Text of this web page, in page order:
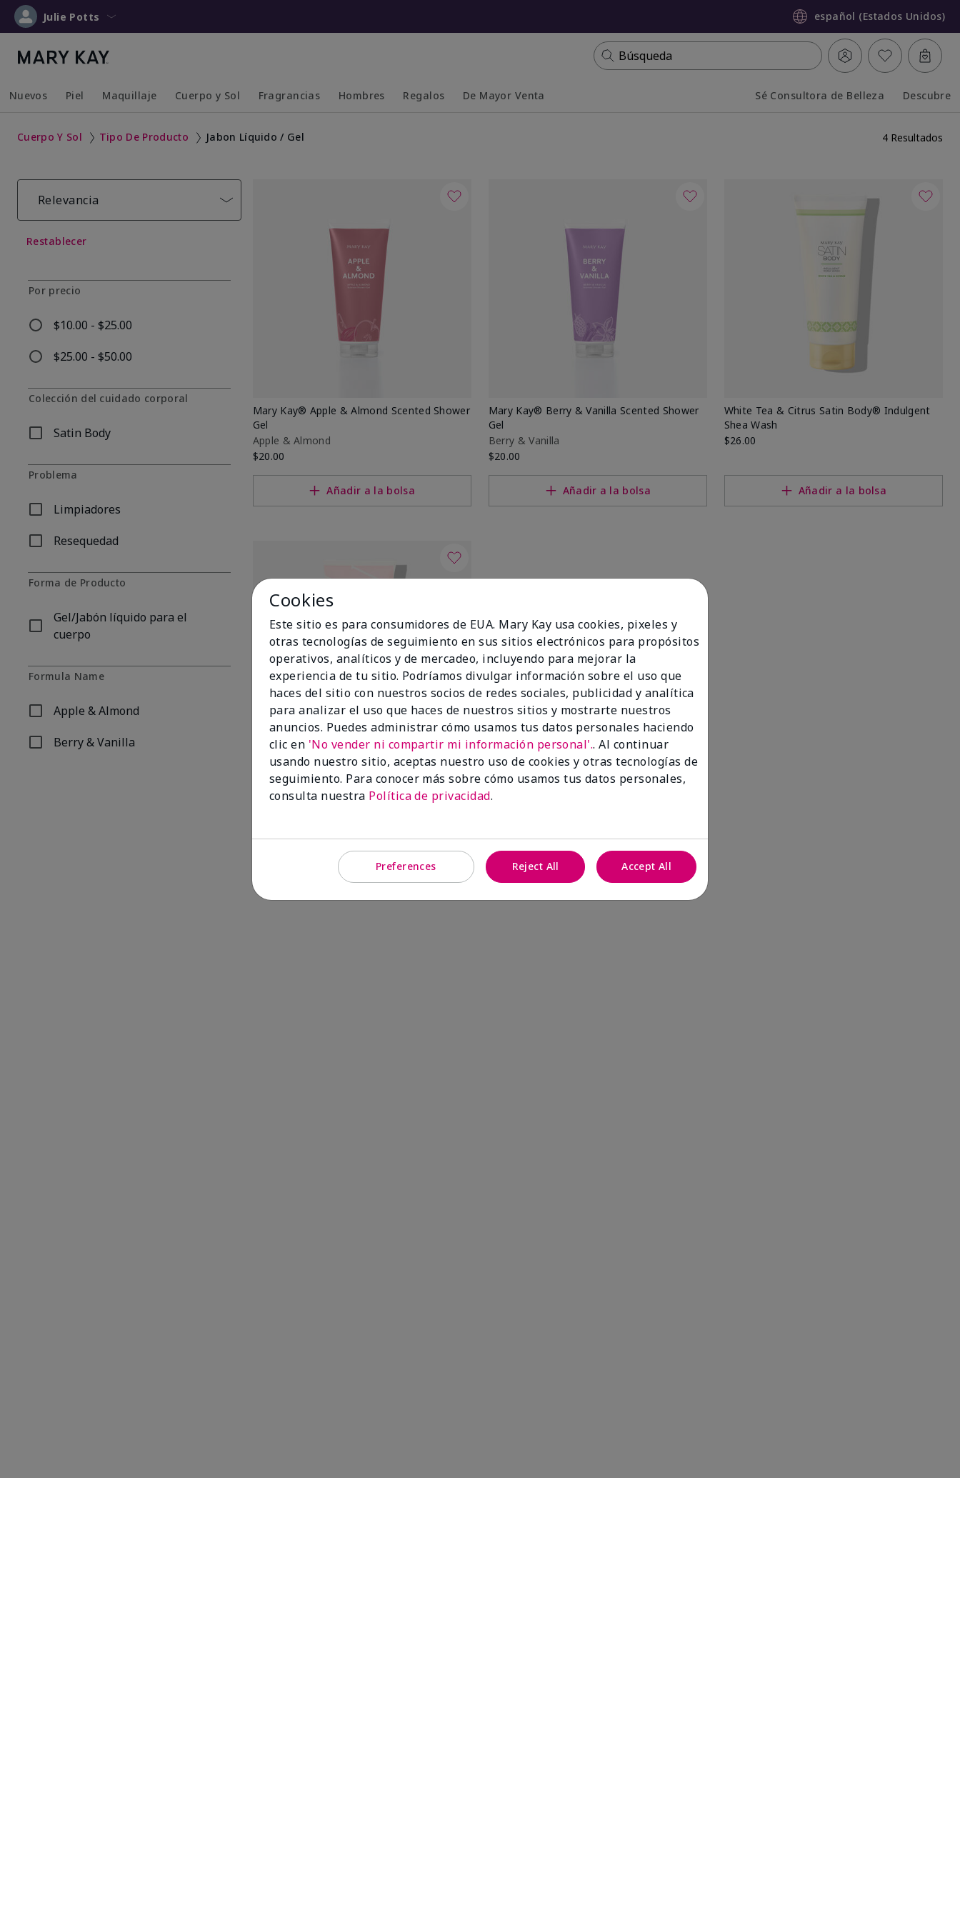
Julie Potts español (Estados Unidos)
Búsqueda
Nuevos Piel Maquillaje Cuerpo y Sol Fragrancias Hombres Regalos De Mayor Venta Sé Consultora de Belleza Descubre
Cuerpo Y Sol Tipo De Producto Jabon Líquido / Gel 4 Resultados
Relevancia
Restablecer
Por precio
$10.00 - $25.00
Refinar por Por precio: $10.00 - $25.00
$25.00 - $50.00
Refinar por Por precio: $25.00 - $50.00
Colección del cuidado corporal
Satin Body
Refinar por Colección del cuidado corporal: Satin Body
Problema
Limpiadores
Refinar por Problema: Limpiadores
Resequedad
Refinar por Problema: Resequedad
Forma de Producto
Gel/Jabón líquido para el
cuerpo
Refinar por Forma de Producto: Gel/Jabón líquido para el cuerpo
Formula Name
Apple & Almond
Refinar por Formula Name: Apple & Almond
Berry & Vanilla
Refinar por Formula Name: Berry & Vanilla
Mary Kay® Apple & Almond Scented Shower
Gel
Apple & Almond
$20.00
Añadir a la bolsa
Mary Kay® Berry & Vanilla Scented Shower
Gel
Berry & Vanilla
$20.00
Añadir a la bolsa
White Tea & Citrus Satin Body® Indulgent
Shea Wash
$26.00
Añadir a la bolsa
Mary Kay® 2-In-1 Body Wash & Shave
$20.00
Añadir a la bolsa
Cookies
Este sitio es para consumidores de EUA. Mary Kay usa cookies, pixeles y
otras tecnologías de seguimiento en sus sitios electrónicos para propósitos
operativos, analíticos y de mercadeo, incluyendo para mejorar la
experiencia de tu sitio. Podríamos divulgar información sobre el uso que
haces del sitio con nuestros socios de redes sociales, publicidad y analítica
para analizar el uso que haces de nuestros sitios y mostrarte nuestros
anuncios. Puedes administrar cómo usamos tus datos personales haciendo
clic en 'No vender ni compartir mi información personal'.. Al continuar
usando nuestro sitio, aceptas nuestro uso de cookies y otras tecnologías de
seguimiento. Para conocer más sobre cómo usamos tus datos personales,
consulta nuestra Política de privacidad.
Preferences Reject All Accept All